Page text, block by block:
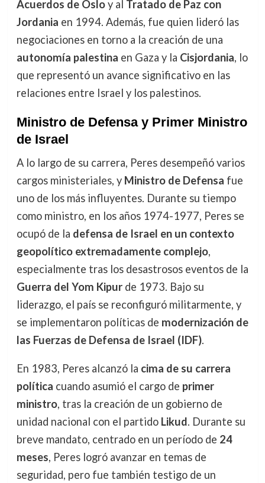
Acuerdos de Osloy al Tratado de Paz con
Jordania en 1994. Además, fue quien lideró las
negociaciones en torno a la creación de una
autonomía palestina en Gaza y la Cisjordania, lo
que representó un avance significativo en las
relaciones entre Israel y los palestinos.
Ministro de Defensa y Primer Ministro
de Israel
A lo largo de su carrera, Peres desempeñó varios
cargos ministeriales, y Ministro de Defensa fue
uno de los más influyentes. Durante su tiempo
como ministro, en los años 1974-1977, Peres se
ocupó de la defensa de Israel en un contexto
geopolítico extremadamente complejo,
especialmente tras los desastrosos eventos de la
Guerra del Yom Kipurde 1973. Bajo su
liderazgo, el país se reconfiguró militarmente, y
se implementaron políticas de modernización de
las Fuerzas de Defensa de Israel (IDF).
En 1983, Peres alcanzó la cima de su carrera
política cuando asumió el cargo de primer
ministro, tras la creación de un gobierno de
unidad nacional con el partido Likud. Durante su
breve mandato, centrado en un período de 24
meses, Peres logró avanzar en temas de
seguridad, pero fue también testigo de un